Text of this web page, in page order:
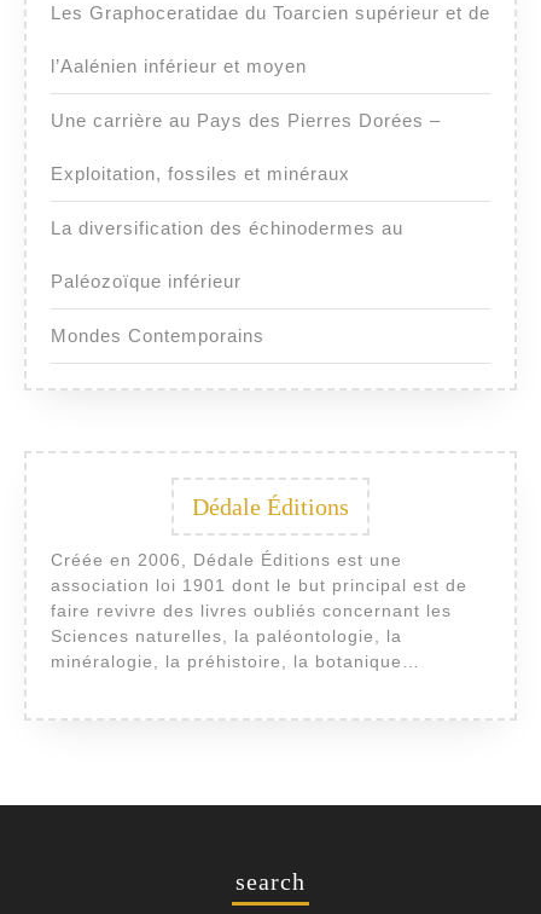
Les Graphoceratidae du Toarcien supérieur et de
l’Aalénien inférieur et moyen
Une carrière au Pays des Pierres Dorées –
Exploitation, fossiles et minéraux
La diversification des échinodermes au
Paléozoïque inférieur
Mondes Contemporains
Dédale Éditions
Créée en 2006, Dédale Éditions est une
association loi 1901 dont le but principal est de
faire revivre des livres oubliés concernant les
Sciences naturelles, la paléontologie, la
minéralogie, la préhistoire, la botanique…
search